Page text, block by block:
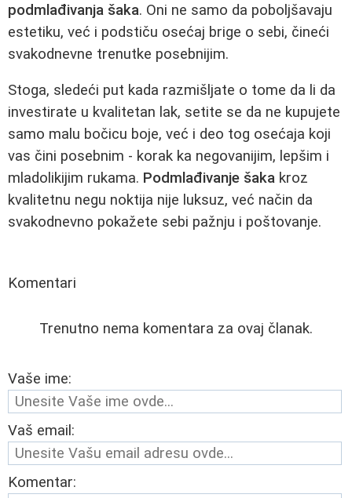
podmlađivanja šaka. Oni ne samo da poboljšavaju
estetiku, već i podstiču osećaj brige o sebi, čineći
svakodnevne trenutke posebnijim.
Stoga, sledeći put kada razmišljate o tome da li da
investirate u kvalitetan lak, setite se da ne kupujete
samo malu bočicu boje, već i deo tog osećaja koji
vas čini posebnim - korak ka negovanijim, lepšim i
mladolikijim rukama. Podmlađivanje šaka kroz
kvalitetnu negu noktija nije luksuz, već način da
svakodnevno pokažete sebi pažnju i poštovanje.
Komentari
Trenutno nema komentara za ovaj članak.
Vaše ime:
Vaš email:
Komentar: